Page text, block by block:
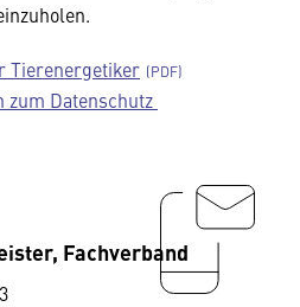
Tierenergetiker
Datenschutz
Fachverband